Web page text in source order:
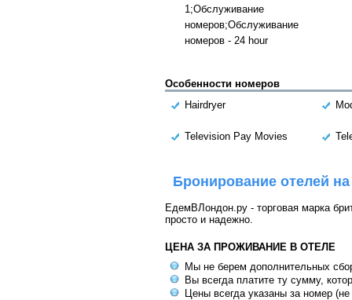
1;Обслуживание
номеров;Обслуживание
номеров - 24 hour
Особенности номеров
Hairdryer
Television Pay Movies
Бронирование отелей
ЕдемВЛондон.ру - торговая марка
просто и надежно.
ЦЕНА ЗА ПРОЖИВАНИЕ В ОТЕЛЕ
Мы не берем дополнительных
Вы всегда платите ту сумму,
Цены всегда указаны за номер